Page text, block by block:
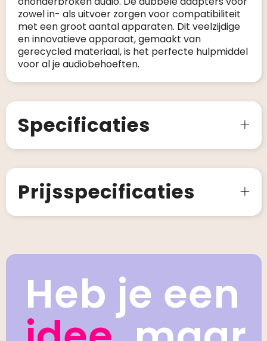
zowel in- als uitvoer zorgen voor compatibiliteit
met een groot aantal apparaten. Dit veelzijdige
en innovatieve apparaat, gemaakt van
gerecycled materiaal, is het perfecte hulpmiddel
voor al je audiobehoeften.
Specificaties
Prijsspecificaties
Heb je een